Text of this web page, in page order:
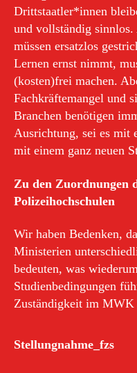
Drittstaatler*innen
und vollständig
müssen ersatzlos
Lernen ernst nimmt,
(kosten)frei machen.
Fachkräftemangel und
Branchen benötigen
Ausrichtung, sei es mit
mit einem ganz neuen
Zu den Zuordnungen
Polizeihochschulen
Wir haben Bedenken,
Ministerien
bedeuten, was
Studienbedingungen
Zuständigkeit im MWK
Stellungnahme_fzs